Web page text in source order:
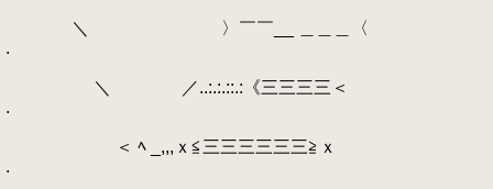
＼ 〉￣￣__ ＿＿＿〈
.
＼ ／..:.:.::.:《三三三三＜
.
＜ ﾍ _,,,ｘ≦三三三三三三≧ｘ
.